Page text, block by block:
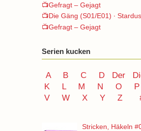
📺Gefragt – Gejagt
📺Die Gäng (S01/E01) ∙
📺Gefragt – Gejagt
Serien kucken
A B C D Der
K
L M N O
V
W X Y Z
Stricken, Häkeln